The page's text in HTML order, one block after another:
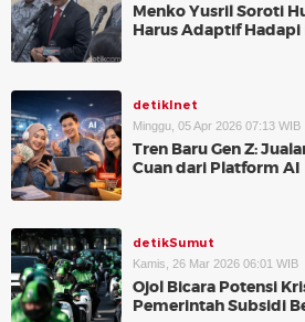
Menko Yusril Soroti
Harus Adaptif Hadapi
detikInet
Minggu, 05 Apr 2026 07:13 WIB
Tren Baru Gen Z:
Cuan dari Platform AI
detikSumut
Kamis, 26 Mar 2026 06:01 WIB
Ojol Bicara Potensi
Pemerintah Subsidi